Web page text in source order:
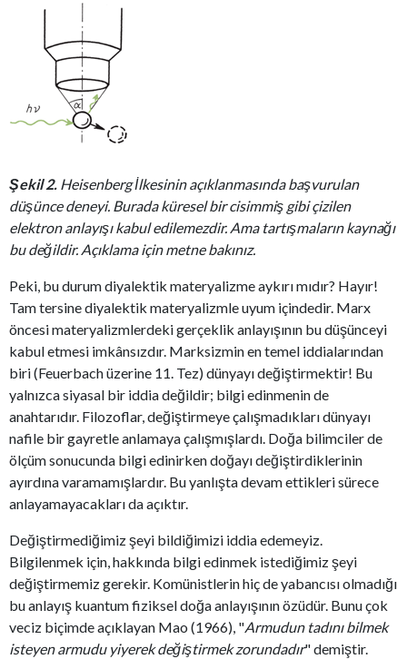
Şekil 2. Heisenberg İlkesinin açıklanmasında başvurulan
düşünce deneyi. Burada küresel bir cisimmiş gibi çizilen
elektron anlayışı kabul edilemezdir. Ama tartışmaların kaynağı
bu değildir. Açıklama için metne bakınız.
Peki, bu durum diyalektik materyalizme aykırı mıdır? Hayır!
Tam tersine diyalektik materyalizmle uyum içindedir. Marx
öncesi materyalizmlerdeki gerçeklik anlayışının bu düşünceyi
kabul etmesi imkânsızdır. Marksizmin en temel iddialarından
biri (Feuerbach üzerine 11. Tez) dünyayı değiştirmektir! Bu
yalnızca siyasal bir iddia değildir; bilgi edinmenin de
anahtarıdır. Filozoflar, değiştirmeye çalışmadıkları dünyayı
nafile bir gayretle anlamaya çalışmışlardı. Doğa bilimciler de
ölçüm sonucunda bilgi edinirken doğayı değiştirdiklerinin
ayırdına varamamışlardır. Bu yanlışta devam ettikleri sürece
anlayamayacakları da açıktır.
Değiştirmediğimiz şeyi bildiğimizi iddia edemeyiz.
Bilgilenmek için, hakkında bilgi edinmek istediğimiz şeyi
değiştirmemiz gerekir. Komünistlerin hiç de yabancısı olmadığı
bu anlayış kuantum fiziksel doğa anlayışının özüdür. Bunu çok
veciz biçimde açıklayan Mao (1966), "Armudun tadını bilmek
isteyen armudu yiyerek değiştirmek zorundadır" demiştir.